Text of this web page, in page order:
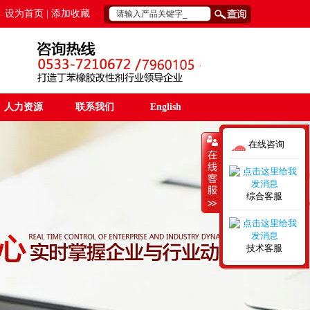
设为首页 | 添加收藏
人力资源 联系我们 English
在线咨询
综合客服
技术客服